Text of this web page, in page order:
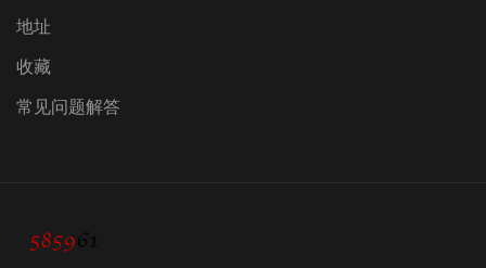
地址
收藏
常见问题解答